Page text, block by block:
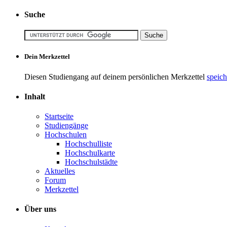
Suche
Dein Merkzettel
Diesen Studiengang auf deinem persönlichen Merkzettel
Inhalt
Startseite
Studiengänge
Hochschulen
Hochschulliste
Hochschulkarte
Hochschulstädte
Aktuelles
Forum
Merkzettel
Über uns